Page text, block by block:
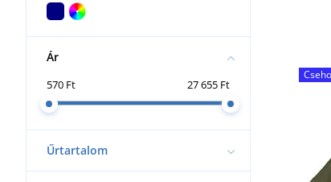
Ár
570 Ft 27 655 Ft
Űrtartalom